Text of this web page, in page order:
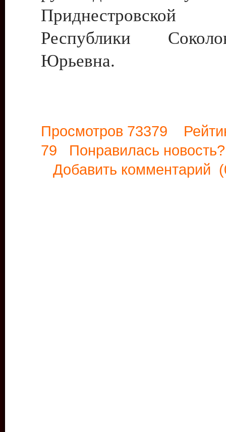
Приднестровской
Республики
Юрьевна.
Просмотров 73379
79 Понравилась
Добавить комментарий